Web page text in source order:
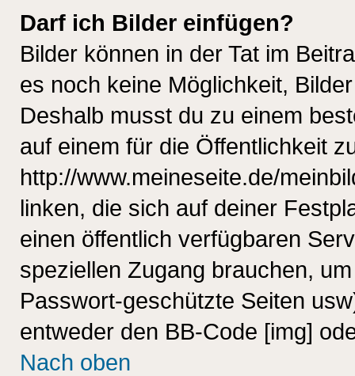
Darf ich Bilder einfügen?
Bilder können in der Tat im
es noch keine Möglichkeit,
Deshalb musst du zu einem
auf einem für die Öffentlichkeit
http://www.meineseite.de/
linken, die sich auf deiner
einen öffentlich verfügbaren
speziellen Zugang brauchen,
Passwort-geschützte Seiten
entweder den BB-Code [img]
Nach oben